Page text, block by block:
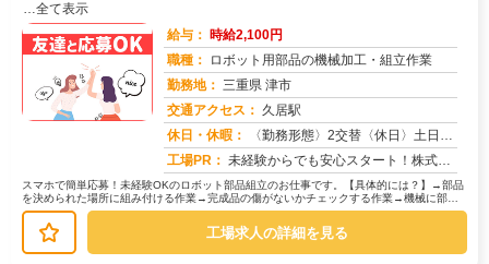
…全て表示
給与： 時給2,100円
職種：
ロボット用部品の機械加工・組立作業
勤務地： 三重県 津市
交通アクセス： 久居駅
休日・休暇：
〈勤務形態〉2交替〈休日〉土日休み※職場カレンダーによる
工場PR： 未経験からでも安心スタート！株式会社京栄センターで新しい一歩を踏み出しませんか？→経験・学歴・スキルは一切不問です...
スマホで簡単応募！未経験OKのロボット部品組立のお仕事です。【具体的には？】→部品
を決められた場所に組み付ける作業→完成品の傷がないかチェックする作業→機械に部品
をセットしてボタンを押すだけの作...
工場求人の詳細を見る